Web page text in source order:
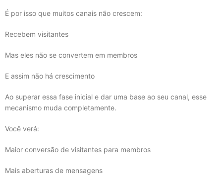
É por isso que muitos canais não crescem:
Recebem visitantes
Mas eles não se convertem em membros
E assim não há crescimento
Ao superar essa fase inicial e dar uma base ao seu canal, esse
mecanismo muda completamente.
Você verá:
Maior conversão de visitantes para membros
Mais aberturas de mensagens